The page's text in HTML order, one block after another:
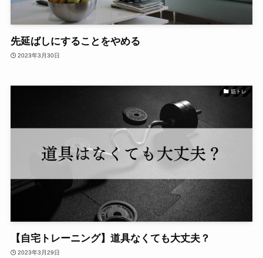
先延ばしにすることをやめる
2023年3月30日
筋トレ
【自宅トレーニング】道具なくても大丈夫？
2023年3月29日